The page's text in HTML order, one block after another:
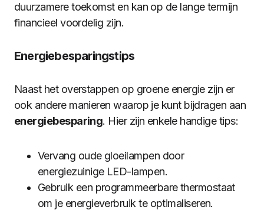
duurzamere toekomst en kan op de lange termijn
financieel voordelig zijn.
Energiebesparingstips
Naast het overstappen op groene energie zijn er
ook andere manieren waarop je kunt bijdragen aan
energiebesparing. Hier zijn enkele handige tips:
Vervang oude gloeilampen door
energiezuinige LED-lampen.
Gebruik een programmeerbare thermostaat
om je energieverbruik te optimaliseren.